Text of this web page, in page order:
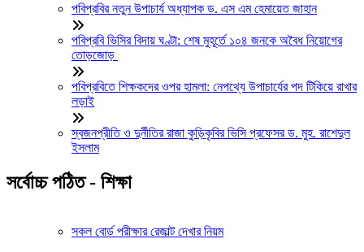
পবিপ্রবির নতুন উপাচার্য অধ্যাপক ড. এস এম হেমায়েত জাহান
পবিপ্রবি ভিসির বিদায় ঘণ্টা: শেষ মুহূর্তে ১০৪ জনকে অবৈধ নিয়োগের
তোড়জোড়
পবিপ্রবিতে শিক্ষকদের ওপর হামলা: নেপথ্যে উপাচার্যের পদ টিকিয়ে রাখার
লড়াই
স্বজনপ্রীতি ও দুর্নীতির রাজা কুড়িকৃবির ভিসি প্রফেসর ড. মুহ. রাশেদুল
ইসলাম
সর্বোচ্চ পঠিত - শিক্ষা
সকল বোর্ড পরীক্ষার রেজাল্ট দেখার নিয়ম